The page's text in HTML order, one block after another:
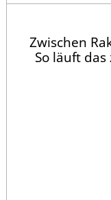
Zwischen
So läuft